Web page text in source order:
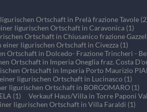
Ortschaft in Prelà frazione Tavole
ligurischen Ortschaft in Caravonica (1)
Ortschaft in Chiusanico frazione
ligurischen Ortschaft in Civezza (1)
Ortschaft in Dolcedo- Frazione Trincheri -
Ortschaft in Imperia Oneglia fraz. Costa
Ortschaft in Imperia Porto Maurizio
ligurischen Ortschaft in Lucinasco (1)
ligurischen Ortschaft in BORGOMARO (1)
(1)
Verkauf Haus/Villa in Torre Paponi
ligurischen Ortschaft in Villa Faraldi (1)